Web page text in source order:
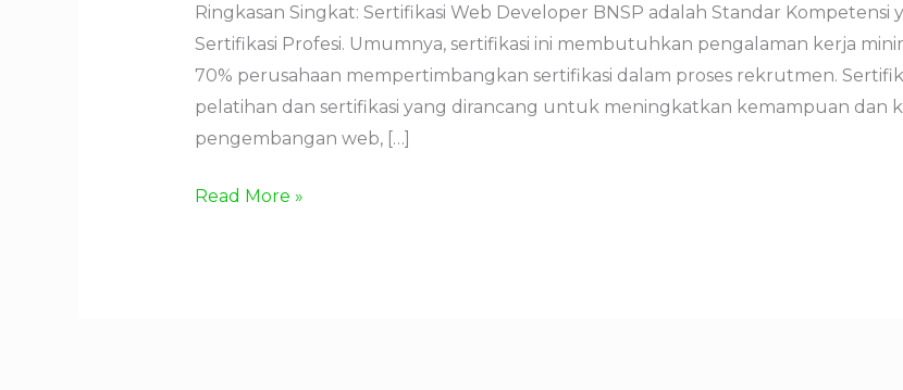
Ringkasan Singkat: Sertifikasi Web Developer BNSP adalah Standar Kompetensi
Sertifikasi Profesi. Umumnya, sertifikasi ini membutuhkan pengalaman kerja
70% perusahaan mempertimbangkan sertifikasi dalam proses rekrutmen.
pelatihan dan sertifikasi yang dirancang untuk meningkatkan kemampuan dan
pengembangan web, […]
Read More »